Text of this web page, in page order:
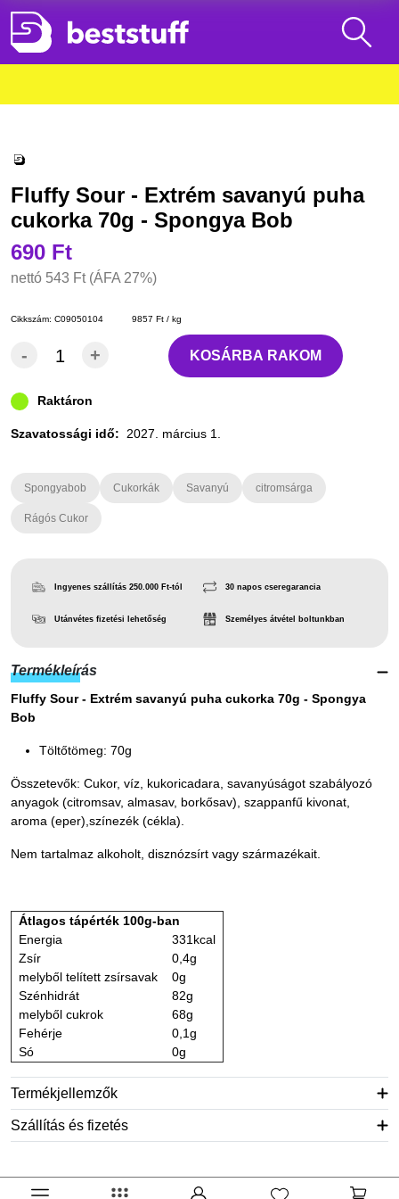
Fluffy Sour - Extrém savanyú puha
cukorka 70g - Spongya Bob
690 Ft
nettó 543 Ft (ÁFA 27%)
Cikkszám: C09050104 9857 Ft / kg
- + KOSÁRBA RAKOM
Raktáron
Szavatossági idő: 2027. március 1.
Spongyabob Cukorkák Savanyú citromsárga
Rágós Cukor
Ingyenes szállítás 250.000 Ft-tól
Utánvétes fizetési lehetőség
30 napos cseregarancia
Személyes átvétel boltunkban
Termékleírás
Fluffy Sour - Extrém savanyú puha cukorka 70g - Spongya
Bob
Töltőtömeg: 70g
Összetevők: Cukor, víz, kukoricadara, savanyúságot szabályozó
anyagok (citromsav, almasav, borkősav), szappanfű kivonat,
aroma (eper),színezék (cékla).
Nem tartalmaz alkoholt, disznózsírt vagy származékait.
Átlagos tápérték 100g-ban
Energia
331kcal
Zsír
0,4g
melyből telített zsírsavak
0g
Szénhidrát
82g
melyből cukrok
68g
Fehérje
0,1g
Só
0g
Termékjellemzők
Szállítás és fizetés